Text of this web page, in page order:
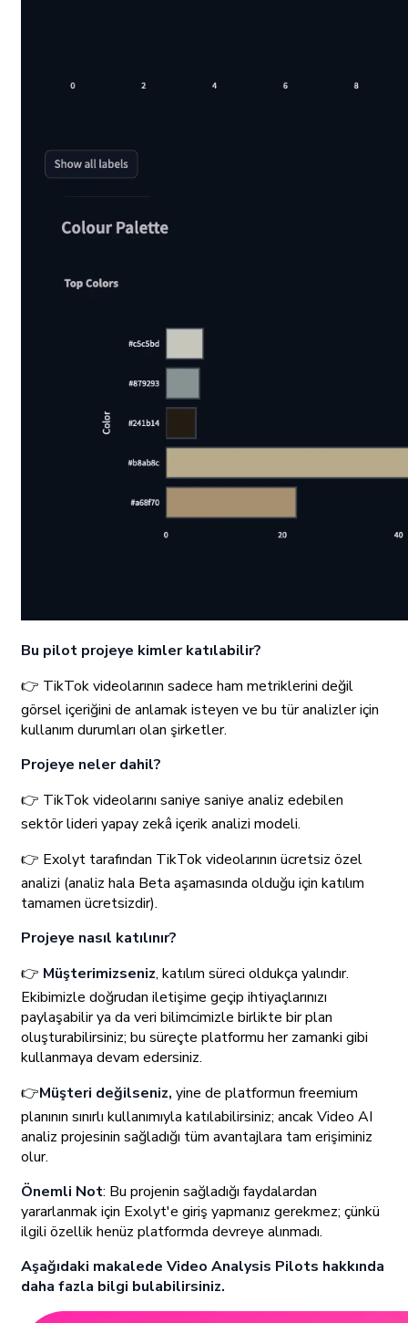
Bu pilot projeye kimler katılabilir?
👉 TikTok videolarının sadece ham metriklerini değil
görsel içeriğini de anlamak isteyen ve bu tür analizler için
kullanım durumları olan şirketler.
Projeye neler dahil?
👉 TikTok videolarını saniye saniye analiz edebilen
sektör lideri yapay zekâ içerik analizi modeli.
👉 Exolyt tarafından TikTok videolarının ücretsiz özel
analizi (analiz hala Beta aşamasında olduğu için katılım
tamamen ücretsizdir).
Projeye nasıl katılınır?
👉 Müşterimizseniz, katılım süreci oldukça yalındır.
Ekibimizle doğrudan iletişime geçip ihtiyaçlarınızı
paylaşabilir ya da veri bilimcimizle birlikte bir plan
oluşturabilirsiniz; bu süreçte platformu her zamanki gibi
kullanmaya devam edersiniz.
👉Müşteri değilseniz, yine de platformun freemium
planının sınırlı kullanımıyla katılabilirsiniz; ancak Video AI
analiz projesinin sağladığı tüm avantajlara tam erişiminiz
olur.
Önemli Not: Bu projenin sağladığı faydalardan
yararlanmak için Exolyt'e giriş yapmanız gerekmez; çünkü
ilgili özellik henüz platformda devreye alınmadı.
Aşağıdaki makalede Video Analysis Pilots hakkında
daha fazla bilgi bulabilirsiniz.